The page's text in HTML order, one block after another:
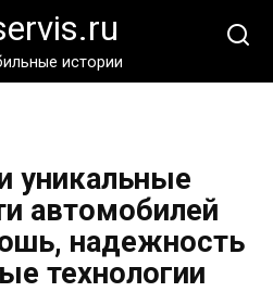
истории
уникальные
автомобилей
надежность
технологии